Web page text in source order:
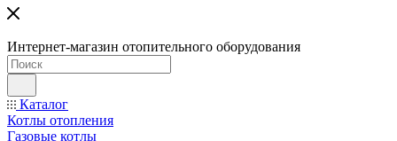
Интернет-магазин отопительного оборудования
Каталог
Котлы отопления
Газовые котлы